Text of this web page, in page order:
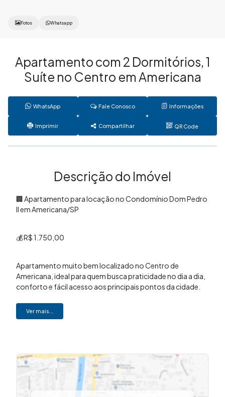
Fotos Whatsapp
Apartamento com 2 Dormitórios, 1
Suíte no Centro em Americana
WhatsApp Fale Conosco Informações
Imprimir Compartilhar QR Code
Descrição do Imóvel
🏢 Apartamento para locação no Condomínio Dom Pedro
II em Americana/SP
💰 R$ 1.750,00
Apartamento muito bem localizado no Centro de
Americana, ideal para quem busca praticidade no dia a dia,
conforto e fácil acesso aos principais pontos da cidade.
O imóvel conta com:
🚿 Banheiro social
🚗 Vaga de garagem
Ver mais...